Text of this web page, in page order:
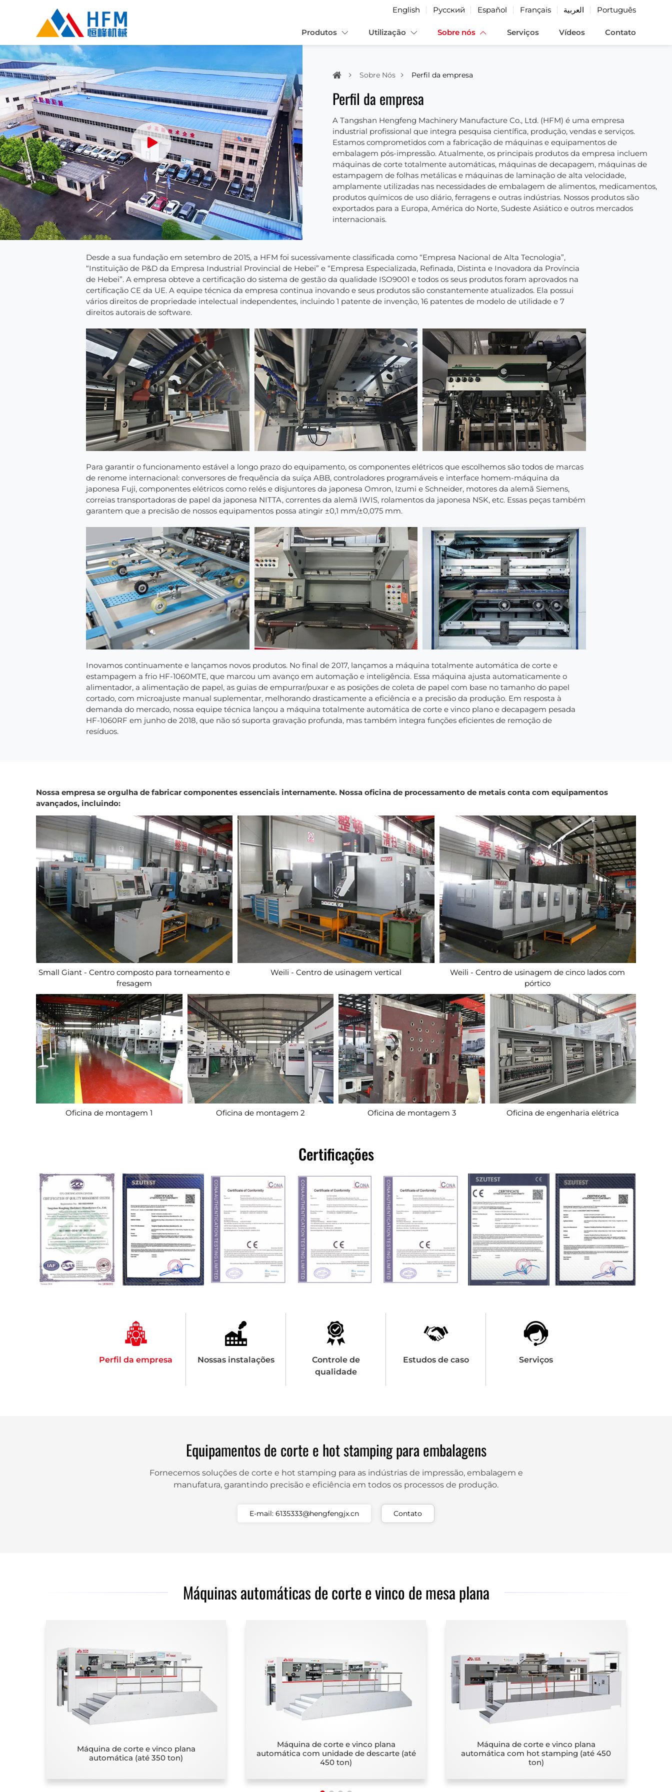
English Русский Español Français العربية Português
Produtos Utilização Sobre nós Serviços Vídeos Contato
Sobre Nós Perfil da empresa
Perfil da empresa
A Tangshan Hengfeng Machinery Manufacture Co., Ltd. (HFM) é uma empresa
industrial profissional que integra pesquisa científica, produção, vendas e serviços.
Estamos comprometidos com a fabricação de máquinas e equipamentos de
embalagem pós-impressão. Atualmente, os principais produtos da empresa incluem
máquinas de corte totalmente automáticas, máquinas de decapagem, máquinas de
estampagem de folhas metálicas e máquinas de laminação de alta velocidade,
amplamente utilizadas nas necessidades de embalagem de alimentos, medicamentos,
produtos químicos de uso diário, ferragens e outras indústrias. Nossos produtos são
exportados para a Europa, América do Norte, Sudeste Asiático e outros mercados
internacionais.
Desde a sua fundação em setembro de 2015, a HFM foi sucessivamente classificada como “Empresa Nacional de Alta Tecnologia”,
“Instituição de P&D da Empresa Industrial Provincial de Hebei” e “Empresa Especializada, Refinada, Distinta e Inovadora da Província
de Hebei”. A empresa obteve a certificação do sistema de gestão da qualidade ISO9001 e todos os seus produtos foram aprovados na
certificação CE da UE. A equipe técnica da empresa continua inovando e seus produtos são constantemente atualizados. Ela possui
vários direitos de propriedade intelectual independentes, incluindo 1 patente de invenção, 16 patentes de modelo de utilidade e 7
direitos autorais de software.
Para garantir o funcionamento estável a longo prazo do equipamento, os componentes elétricos que escolhemos são todos de marcas
de renome internacional: conversores de frequência da suíça ABB, controladores programáveis e interface homem-máquina da
japonesa Fuji, componentes elétricos como relés e disjuntores da japonesa Omron, Izumi e Schneider, motores da alemã Siemens,
correias transportadoras de papel da japonesa NITTA, correntes da alemã IWIS, rolamentos da japonesa NSK, etc. Essas peças também
garantem que a precisão de nossos equipamentos possa atingir ±0,1 mm/±0,075 mm.
Inovamos continuamente e lançamos novos produtos. No final de 2017, lançamos a máquina totalmente automática de corte e
estampagem a frio HF-1060MTE, que marcou um avanço em automação e inteligência. Essa máquina ajusta automaticamente o
alimentador, a alimentação de papel, as guias de empurrar/puxar e as posições de coleta de papel com base no tamanho do papel
cortado, com microajuste manual suplementar, melhorando drasticamente a eficiência e a precisão da produção. Em resposta à
demanda do mercado, nossa equipe técnica lançou a máquina totalmente automática de corte e vinco plano e decapagem pesada
HF-1060RF em junho de 2018, que não só suporta gravação profunda, mas também integra funções eficientes de remoção de
resíduos.
Nossa empresa se orgulha de fabricar componentes essenciais internamente. Nossa oficina de processamento de metais conta com equipamentos
avançados, incluindo:
Small Giant - Centro composto para torneamento e
fresagem
Weili - Centro de usinagem vertical
Weili - Centro de usinagem de cinco lados com
pórtico
Oficina de montagem 1 Oficina de montagem 2 Oficina de montagem 3 Oficina de engenharia elétrica
Certificações
Perfil da empresa Nossas instalações
Controle de
qualidade
Estudos de caso Serviços
Equipamentos de corte e hot stamping para embalagens
Fornecemos soluções de corte e hot stamping para as indústrias de impressão, embalagem e
manufatura, garantindo precisão e eficiência em todos os processos de produção.
E-mail: 6135333@hengfengjx.cn Contato
Máquinas automáticas de corte e vinco de mesa plana
Máquina de corte e vinco plana
automática (até 350 ton)
Máquina de corte e vinco plana
automática com unidade de descarte (até
450 ton)
Máquina de corte e vinco plana
automática com hot stamping (até 450
ton)